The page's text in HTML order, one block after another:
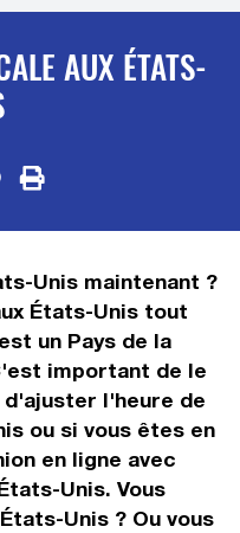
AUX ÉTATS-
Unis maintenant ?
États-Unis tout
un Pays de la
important de le
d'ajuster l'heure de
ou si vous êtes en
en ligne avec
Unis. Vous
Unis ? Ou vous